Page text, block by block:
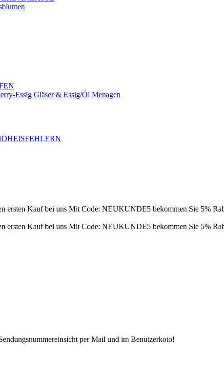
Essig Gläser & Essig/Öl Menagen
ersten Kauf bei uns Mit Code: NEUKUNDE5 bekommen Sie 5%
ersten Kauf bei uns Mit Code: NEUKUNDE5 bekommen Sie 5%
per Mail und im Benutzerkoto!